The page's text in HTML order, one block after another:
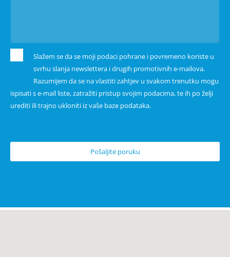
Slažem se da se moji podaci pohrane i povremeno koriste u
svrhu slanja newslettera i drugih promotivnih e-mailova.
Razumijem da se na vlastiti zahtjev u svakom trenutku mogu
ispisati s e-mail liste, zatražiti pristup svojim podacima, te ih po želji
urediti ili trajno ukloniti iz vaše baze podataka.